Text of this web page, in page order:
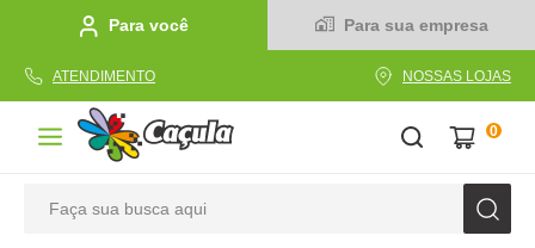
Para você Para sua empresa
ATENDIMENTO NOSSAS LOJAS
0